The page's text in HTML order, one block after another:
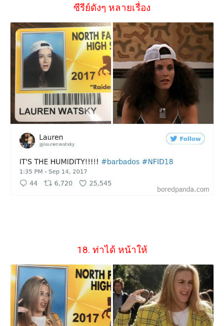
ซีรีย์ดังๆ หลายเรื่อง
18. ท่าได้ หน้าให้